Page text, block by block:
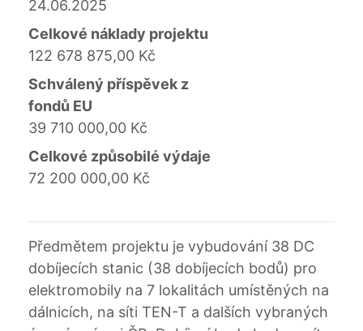
24.06.2025
Celkové náklady projektu
122 678 875,00 Kč
Schválený příspěvek z
fondů EU
39 710 000,00 Kč
Celkové způsobilé výdaje
72 200 000,00 Kč
Předmětem projektu je vybudování 38 DC
dobíjecích stanic (38 dobíjecích bodů) pro
elektromobily na 7 lokalitách umístěných na
dálnicích, na síti TEN-T a dalších vybraných